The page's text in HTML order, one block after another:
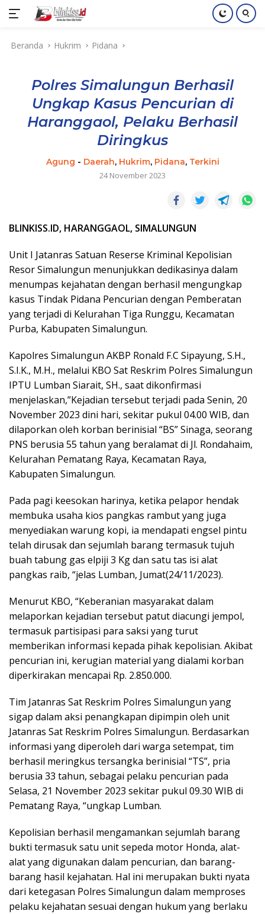
Beranda Hukrim Pidana
Polres Simalungun Berhasil
Ungkap Kasus Pencurian di
Haranggaol, Pelaku Berhasil
Diringkus
Agung - Daerah, Hukrim, Pidana, Terkini
24 November 2023
BLINKISS.ID, HARANGGAOL, SIMALUNGUN
Unit I Jatanras Satuan Reserse Kriminal Kepolisian
Resor Simalungun menunjukkan dedikasinya dalam
menumpas kejahatan dengan berhasil mengungkap
kasus Tindak Pidana Pencurian dengan Pemberatan
yang terjadi di Kelurahan Tiga Runggu, Kecamatan
Purba, Kabupaten Simalungun.
Kapolres Simalungun AKBP Ronald F.C Sipayung, S.H.,
S.I.K., M.H., melalui KBO Sat Reskrim Polres Simalungun
IPTU Lumban Siarait, SH., saat dikonfirmasi
menjelaskan,”Kejadian tersebut terjadi pada Senin, 20
November 2023 dini hari, sekitar pukul 04.00 WIB, dan
dilaporkan oleh korban berinisial “BS” Sinaga, seorang
PNS berusia 55 tahun yang beralamat di Jl. Rondahaim,
Kelurahan Pematang Raya, Kecamatan Raya,
Kabupaten Simalungun.
Pada pagi keesokan harinya, ketika pelapor hendak
membuka usaha kios pangkas rambut yang juga
menyediakan warung kopi, ia mendapati engsel pintu
telah dirusak dan sejumlah barang termasuk tujuh
buah tabung gas elpiji 3 Kg dan satu tas isi alat
pangkas raib, “jelas Lumban, Jumat(24/11/2023).
Menurut KBO, “Keberanian masyarakat dalam
melaporkan kejadian tersebut patut diacungi jempol,
termasuk partisipasi para saksi yang turut
memberikan informasi kepada pihak kepolisian. Akibat
pencurian ini, kerugian material yang dialami korban
diperkirakan mencapai Rp. 2.850.000.
Tim Jatanras Sat Reskrim Polres Simalungun yang
sigap dalam aksi penangkapan dipimpin oleh unit
Jatanras Sat Reskrim Polres Simalungun. Berdasarkan
informasi yang diperoleh dari warga setempat, tim
berhasil meringkus tersangka berinisial “TS”, pria
berusia 33 tahun, sebagai pelaku pencurian pada
Selasa, 21 November 2023 sekitar pukul 09.30 WIB di
Pematang Raya, “ungkap Lumban.
Kepolisian berhasil mengamankan sejumlah barang
bukti termasuk satu unit sepeda motor Honda, alat-
alat yang digunakan dalam pencurian, dan barang-
barang hasil kejahatan. Hal ini merupakan bukti nyata
dari ketegasan Polres Simalungun dalam memproses
pelaku kejahatan sesuai dengan hukum yang berlaku